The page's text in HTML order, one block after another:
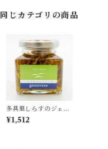
同じカテゴリの商品
多具里しらすのジェノ
ベーゼ
¥1,512